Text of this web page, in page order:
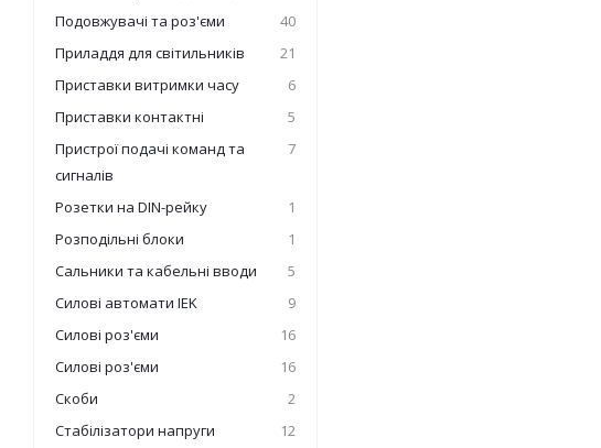
Подовжувачі та роз'єми
40
Приладдя для світильників
21
Приставки витримки часу
6
Приставки контактні
5
Пристрої подачі команд та
сигналів
7
Розетки на DIN-рейку
1
Розподільні блоки
1
Сальники та кабельні вводи
5
Силові автомати IEK
9
Силові роз'єми
16
Силові роз'єми
16
Скоби
2
Стабілізатори напруги
12